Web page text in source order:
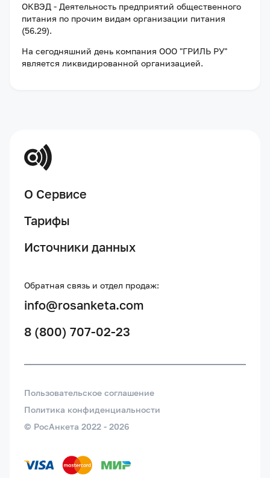
ОКВЭД - Деятельность предприятий общественного
питания по прочим видам организации питания
(56.29).
На сегодняшний день компания ООО "ГРИЛЬ РУ"
является ликвидированной организацией.
О Сервисе
Тарифы
Источники данных
Обратная связь и отдел продаж:
info@rosanketa.com
8 (800) 707-02-23
Пользовательское соглашение
Политика конфиденциальности
© РосАнкета 2022 - 2026